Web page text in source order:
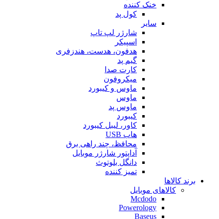
خنک کننده
کول پد
سایر
شارژر لپ تاپ
اسپیکر
هدفون، هدست، هندزفری
گیم پد
کارت صدا
میکروفون
ماوس و کیبورد
ماوس
ماوس پد
کیبورد
کاور، لیبل کیبورد
هاب USB
محافظ، چند راهی برق
آداپتور شارژر موبایل
دانگل بلوتوث
تمیز کننده
برند کالاها
کالاهای موبایل
Mcdodo
Powerology
Baseus